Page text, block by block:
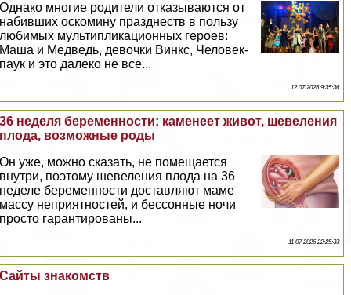
Однако многие родители отказываются от
набивших оскомину празднеств в пользу
любимых мультипликационных героев:
Маша и Медведь, дeвoчки Винкс, Человек-
паук и это далеко не все...
12 07 2026 9:35:36
36 неделя беременности: каменеет живот, шевеления
плода, возможные роды
Он уже, можно сказать, не помещается
внутри, поэтому шевеления плода на 36
неделе беременности доставляют маме
массу неприятностей, и бессонные ночи
просто гарантированы...
11 07 2026 22:25:33
Сайты знакомств